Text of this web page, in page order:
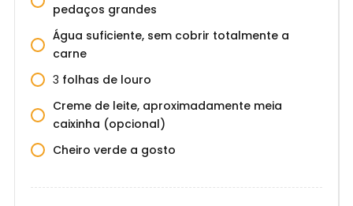
pedaços grandes
Água suficiente, sem cobrir totalmente a
carne
3 folhas de louro
Creme de leite, aproximadamente meia
caixinha (opcional)
Cheiro verde a gosto